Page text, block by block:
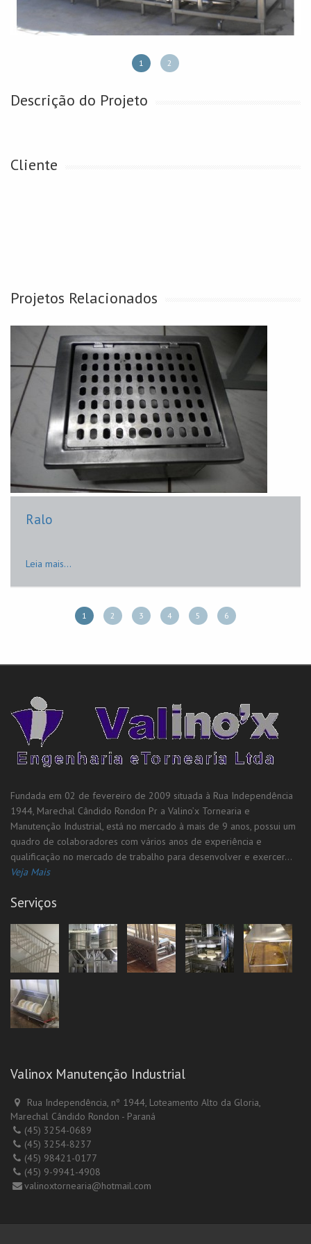
1 2
Descrição do Projeto
Cliente
Projetos Relacionados
Ralo
Leia mais...
1 2 3 4 5 6
Fundada em 02 de fevereiro de 2009 situada à Rua Independência
1944, Marechal Cândido Rondon Pr a Valino’x Tornearia e
Manutenção Industrial, está no mercado à mais de 9 anos, possui um
quadro de colaboradores com vários anos de experiência e
qualificação no mercado de trabalho para desenvolver e exercer...
Veja Mais
Serviços
Valinox Manutenção Industrial
Rua Independência, nº 1944, Loteamento Alto da Gloria,
Marechal Cândido Rondon - Paraná
(45) 3254-0689
(45) 3254-8237
(45) 98421-0177
(45) 9-9941-4908
valinoxtornearia@hotmail.com